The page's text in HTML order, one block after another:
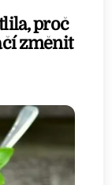
proč
změnit